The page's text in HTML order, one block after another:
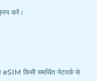
करें।
किसी समर्थित नेटवर्क से